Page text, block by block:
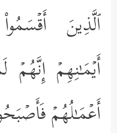
ٱلَّذِینَ
أَیۡمَـٰنِهِمۡ
أَعۡمَـٰلُهُمۡ